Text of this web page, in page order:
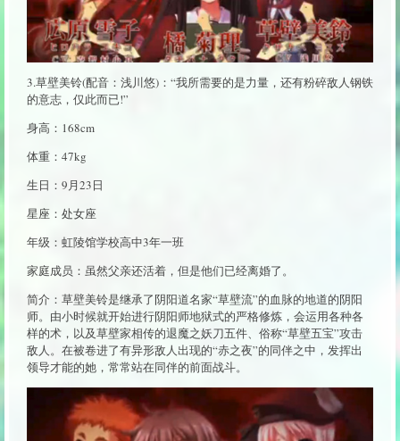
3.草壁美铃(配音：浅川悠)：“我所需要的是力量，还有粉碎敌人钢铁
的意志，仅此而已!”
身高：168cm
体重：47kg
生日：9月23日
星座：处女座
年级：虹陵馆学校高中3年一班
家庭成员：虽然父亲还活着，但是他们已经离婚了。
简介：草壁美铃是继承了阴阳道名家“草壁流”的血脉的地道的阴阳
师。由小时候就开始进行阴阳师地狱式的严格修炼，会运用各种各
样的术，以及草壁家相传的退魔之妖刀五件、俗称“草壁五宝”攻击
敌人。在被卷进了有异形敌人出现的“赤之夜”的同伴之中，发挥出
领导才能的她，常常站在同伴的前面战斗。